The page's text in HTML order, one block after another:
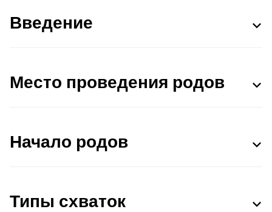
Введение
Место проведения родов
Начало родов
Типы схваток